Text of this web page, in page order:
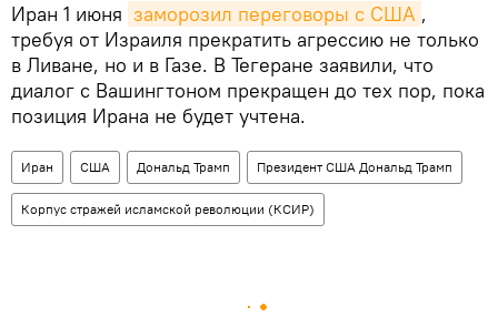
Иран 1 июня заморозил переговоры с США ,
требуя от Израиля прекратить агрессию не только
в Ливане, но и в Газе. В Тегеране заявили, что
диалог с Вашингтоном прекращен до тех пор, пока
позиция Ирана не будет учтена.
Иран США Дональд Трамп Президент США Дональд Трамп
Корпус стражей исламской революции (КСИР)